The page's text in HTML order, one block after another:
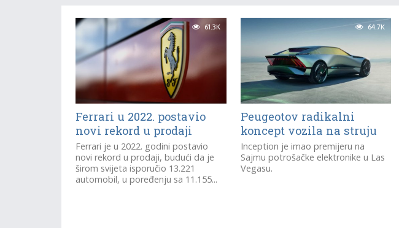
61.3K
Ferrari u 2022. postavio
novi rekord u prodaji
Ferrari je u 2022. godini postavio
novi rekord u prodaji, budući da je
širom svijeta isporučio 13.221
automobil, u poređenju sa 11.155...
64.7K
Peugeotov radikalni
koncept vozila na struju
Inception je imao premijeru na
Sajmu potrošačke elektronike u Las
Vegasu.